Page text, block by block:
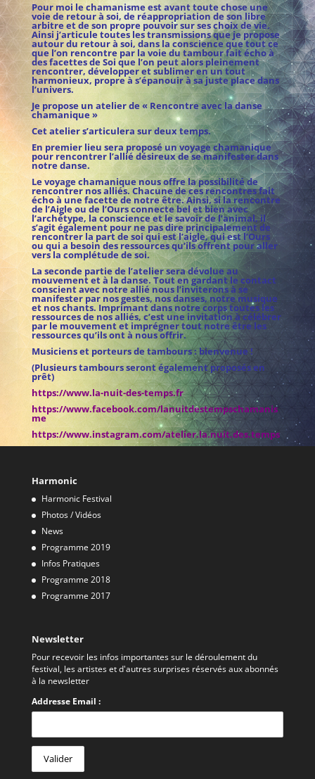
Pour moi le chamanisme est avant toute chose une
voie de retour à soi, de réappropriation de son libre
arbitre et de son propre pouvoir sur ses choix de vie.
Ainsi j’articule toutes les transmissions que je propose
autour du retour à soi, dans la conscience que tout ce
que l’on rencontre par la voie du tambour fait écho à
des facettes de Soi que l’on peut alors pleinement
rencontrer, développer et sublimer en un tout
harmonieux, propre à s’épanouir à sa juste place dans
l’univers.
Je propose un atelier de « Rencontre avec la danse
chamanique »
Cet atelier s’articulera sur deux temps.
En premier lieu sera proposé un voyage chamanique
pour rencontrer l’allié désireux de se manifester dans
notre danse.
Le voyage chamanique nous offre la possibilité de
rencontrer nos alliés. Chacune de ces rencontres fait
écho à une facette de notre être. Ainsi, si la rencontre
de l’Aigle ou de l’Ours connecte bel et bien avec
l’archétype, la conscience et le savoir de l’animal, il
s’agit également pour ne pas dire principalement de
rencontrer la part de soi qui est l’aigle, qui est l’Ours
ou qui a besoin des ressources qu’ils offrent pour aller
vers la complétude de soi.
La seconde partie de l’atelier sera dévolue au
mouvement et à la danse. Tout en gardant le contact
conscient avec notre allié nous l’inviterons à se
manifester par nos gestes, nos danses, notre musique
et nos chants. Imprimant dans notre corps toutes les
ressources de nos alliés, c’est une invitation à célébrer
par le mouvement et imprégner tout notre être les
ressources qu’ils ont à nous offrir.
Musiciens et porteurs de tambours : bienvenue !
(Plusieurs tambours seront également proposés en
prêt)
https://www.la-nuit-des-temps.fr
https://www.facebook.com/lanuitdestempschamanis
me
https://www.instagram.com/atelier.la.nuit.des.temps
Harmonic
Harmonic Festival
Photos / Vidéos
News
Programme 2019
Infos Pratiques
Programme 2018
Programme 2017
Newsletter
Pour recevoir les infos importantes sur le déroulement du
festival, les artistes et d'autres surprises réservés aux abonnés
à la newsletter
Addresse Email :